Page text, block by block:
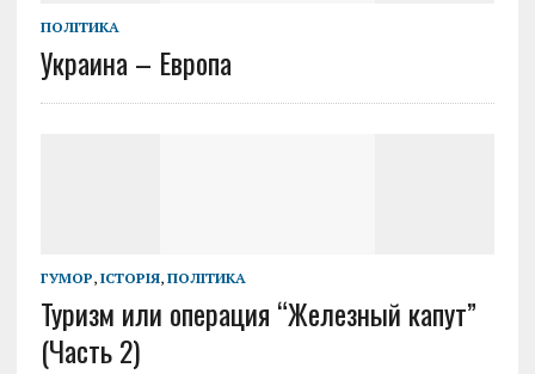
ПОЛІТИКА
Украина – Европа
ГУМОР, ІСТОРІЯ, ПОЛІТИКА
Туризм или операция “Железный капут”
(Часть 2)